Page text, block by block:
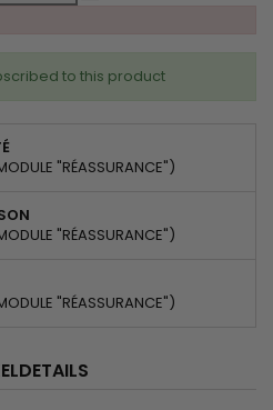
to this product
"RÉASSURANCE")
"RÉASSURANCE")
"RÉASSURANCE")